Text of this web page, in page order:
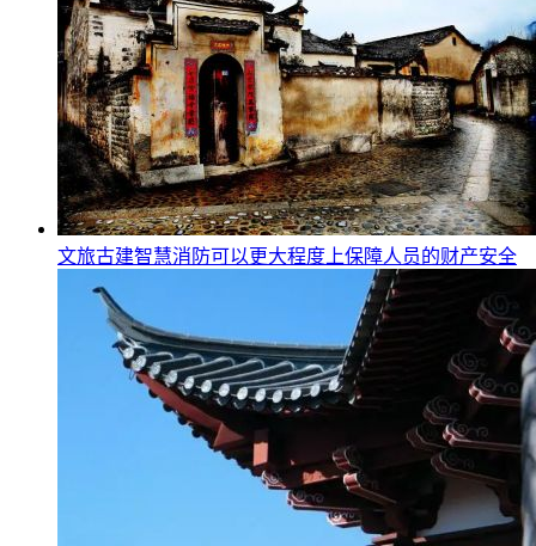
文旅古建智慧消防可以更大程度上保障人员的财产安全